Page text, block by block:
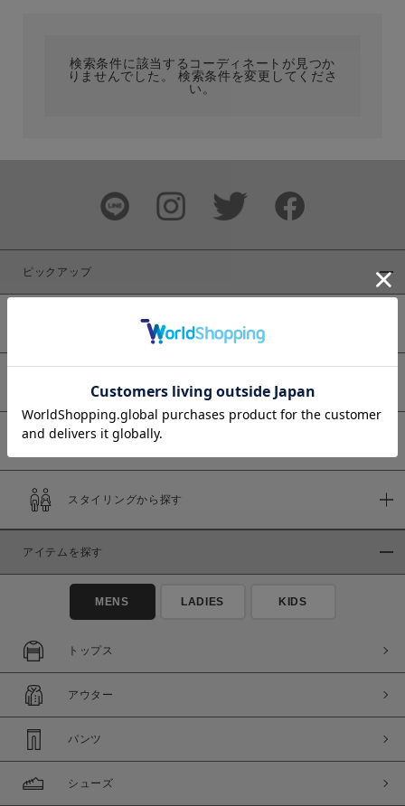
ブランド
商品タイプ
通常商品
セール価格
在庫
在庫あり
検索条件に該当するコーディネートが見つか
りませんでした。 検索条件を変更してくださ
い。
ピックアップ
予約商品
スタイリングから探す
アイテムを探す
MENS LADIES KIDS
トップス
アウター
パンツ
シューズ